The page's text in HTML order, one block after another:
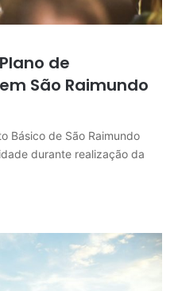
de
São Raimundo
Básico de São Raimundo
durante realização da